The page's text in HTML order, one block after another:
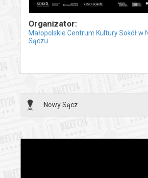
Organizator:
Małopolskie Centrum Kultury Sokół w
Sączu
Nowy Sącz